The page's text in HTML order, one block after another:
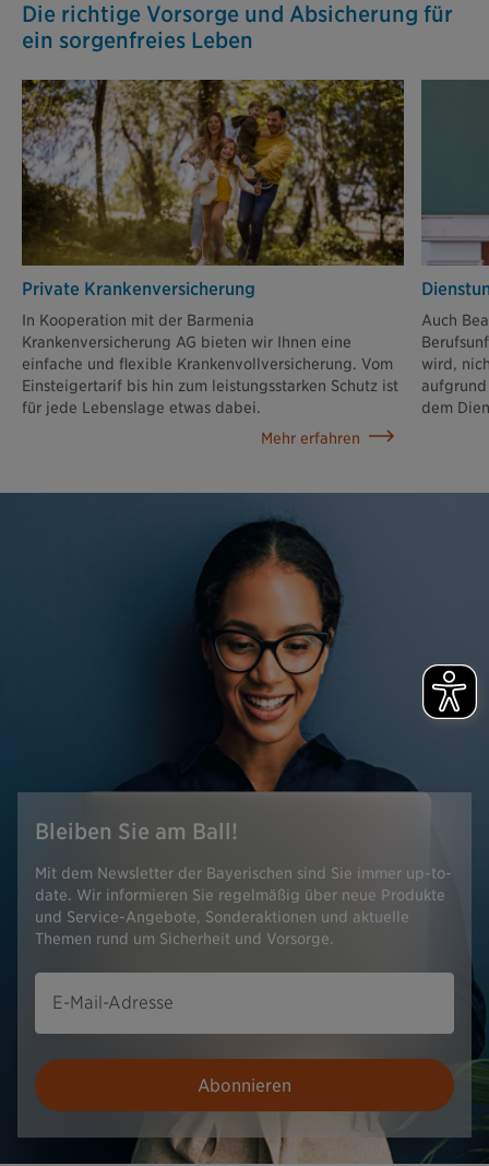
Die richtige Vorsorge und Absicherung für
ein sorgenfreies Leben
Private Krankenversicherung
In Kooperation mit der Barmenia
Krankenversicherung AG bieten wir Ihnen eine
einfache und flexible Krankenvollversicherung. Vom
Einsteigertarif bis hin zum leistungsstarken Schutz ist
für jede Lebenslage etwas dabei.
Mehr erfahren
Auch
wird,
dem
Bleiben Sie am Ball!
Mit dem Newsletter der Bayerischen sind Sie immer up-to-
date. Wir informieren Sie regelmäßig über neue Produkte
und Service-Angebote, Sonderaktionen und aktuelle
Themen rund um Sicherheit und Vorsorge.
E-Mail-Adresse
Abonnieren